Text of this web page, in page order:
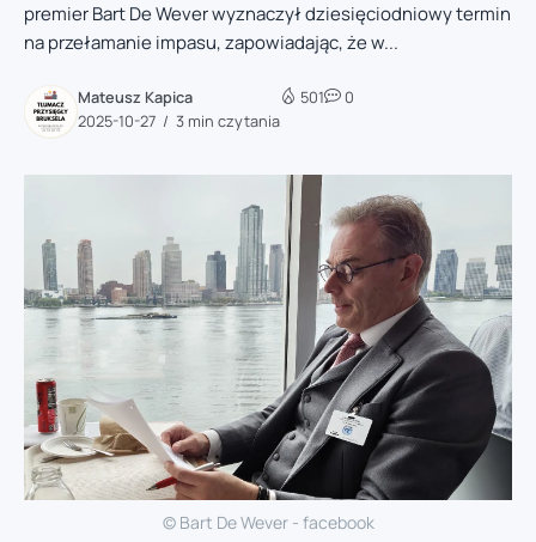
premier Bart De Wever wyznaczył dziesięciodniowy termin
na przełamanie impasu, zapowiadając, że w...
Mateusz Kapica
2025-10-27
3 min czytania
501 0
© Bart De Wever - facebook